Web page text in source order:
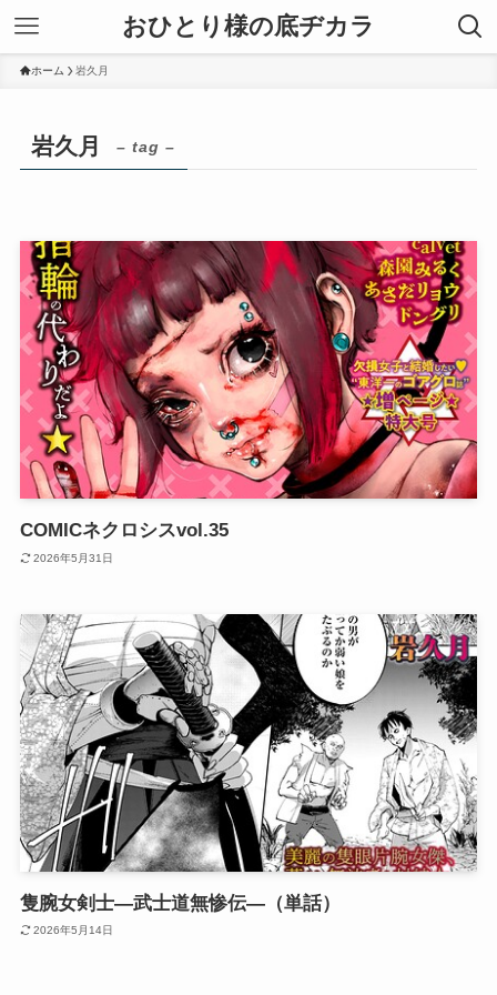
おひとり様の底ヂカラ
ホーム 岩久月
岩久月 – tag –
COMICネクロシスvol.35
2026年5月31日
隻腕女剣士―武士道無惨伝―（単話）
2026年5月14日